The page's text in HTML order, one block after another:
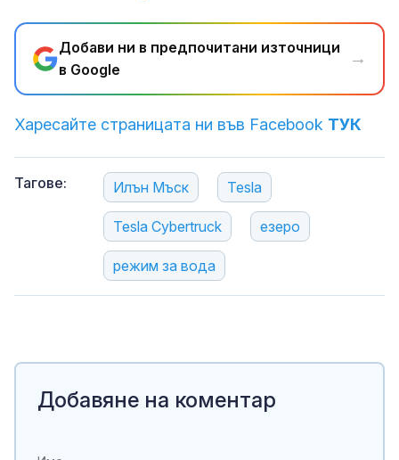
Добави ни в предпочитани източници
в Google
→
Харесайте страницата ни във Facebook ТУК
Тагове: Илън Мъск Tesla
Tesla Cybertruck езеро
режим за вода
Добавяне на коментар